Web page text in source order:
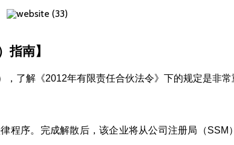
指南】
了解《2012年有限责任合伙法令》下的规定是非常
程序。完成解散后，该企业将从公司注册局（SSM